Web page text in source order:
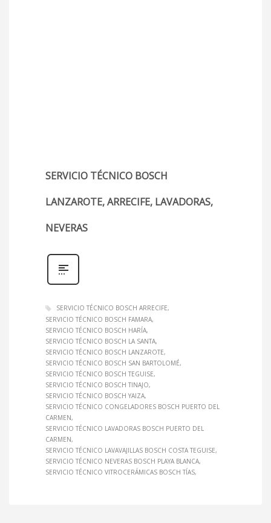
SERVICIO TÉCNICO BOSCH
LANZAROTE, ARRECIFE, LAVADORAS,
NEVERAS
SERVICIO TÉCNICO BOSCH ARRECIFE
SERVICIO TÉCNICO BOSCH FAMARA
SERVICIO TÉCNICO BOSCH HARÍA
SERVICIO TÉCNICO BOSCH LA SANTA
SERVICIO TÉCNICO BOSCH LANZAROTE
SERVICIO TÉCNICO BOSCH SAN BARTOLOMÉ
SERVICIO TÉCNICO BOSCH TEGUISE
SERVICIO TÉCNICO BOSCH TINAJO
SERVICIO TÉCNICO BOSCH YAIZA
SERVICIO TÉCNICO CONGELADORES BOSCH PUERTO DEL
CARMEN
SERVICIO TÉCNICO LAVADORAS BOSCH PUERTO DEL
CARMEN
SERVICIO TÉCNICO LAVAVAJILLAS BOSCH COSTA TEGUISE
SERVICIO TÉCNICO NEVERAS BOSCH PLAYA BLANCA
SERVICIO TÉCNICO VITROCERÁMICAS BOSCH TÍAS